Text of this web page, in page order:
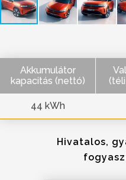
Akkumulátor
kapacitás (nettó)
44 kWh
Hivatalos,